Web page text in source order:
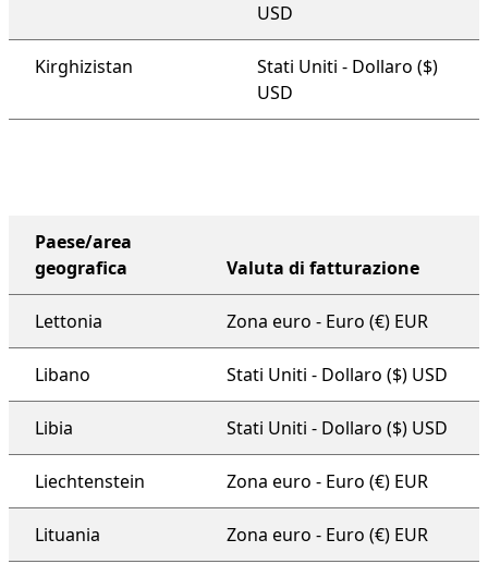
USD
Kirghizistan
Stati Uniti - Dollaro ($)
USD
Paese/area
geografica
Valuta di fatturazione
Lettonia Zona euro - Euro (€) EUR
Libano Stati Uniti - Dollaro ($) USD
Libia Stati Uniti - Dollaro ($) USD
Liechtenstein Zona euro - Euro (€) EUR
Lituania Zona euro - Euro (€) EUR